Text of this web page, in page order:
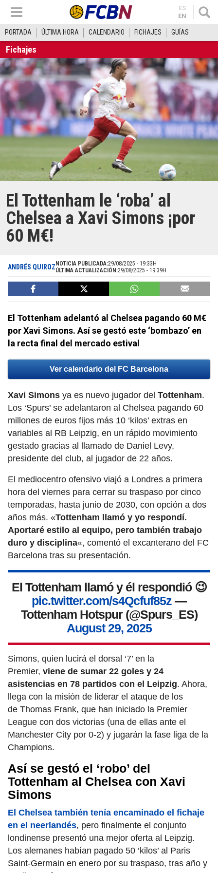
ES
EN
PORTADA ÚLTIMA HORA CALENDARIO FICHAJES GUÍAS
Fichajes
El Tottenham le ‘roba’ al
Chelsea a Xavi Simons ¡por
60 M€!
ANDRÉS QUIROZ NOTICIA PUBLICADA:29/08/2025 - 19:33H
ÚLTIMA ACTUALIZACIÓN:29/08/2025 - 19:39H
El Tottenham adelantó al Chelsea pagando 60 M€
por Xavi Simons. Así se gestó este ‘bombazo’ en
la recta final del mercado estival
Ver calendario del FC Barcelona
Xavi Simons ya es nuevo jugador del Tottenham.
Los ‘Spurs’ se adelantaron al Chelsea pagando 60
millones de euros fijos más 10 ‘kilos’ extras en
variables al RB Leipzig, en un rápido movimiento
gestado gracias al llamado de Daniel Levy,
presidente del club, al jugador de 22 años.
El mediocentro ofensivo viajó a Londres a primera
hora del viernes para cerrar su traspaso por cinco
temporadas, hasta junio de 2030, con opción a dos
años más. «Tottenham llamó y yo respondí.
Aportaré estilo al equipo, pero también trabajo
duro y disciplina«, comentó el excanterano del FC
Barcelona tras su presentación.
El Tottenham llamó y él respondió 😉
pic.twitter.com/s4Qcfuf85z —
Tottenham Hotspur (@Spurs_ES)
August 29, 2025
Simons, quien lucirá el dorsal ‘7’ en la
Premier, viene de sumar 22 goles y 24
asistencias en 78 partidos con el Leipzig. Ahora,
llega con la misión de liderar el ataque de los
de Thomas Frank, que han iniciado la Premier
League con dos victorias (una de ellas ante el
Manchester City por 0-2) y jugarán la fase liga de la
Champions.
Así se gestó el ‘robo’ del
Tottenham al Chelsea con Xavi
Simons
El Chelsea también tenía encaminado el fichaje
en el neerlandés, pero finalmente el conjunto
londinense presentó una mejor oferta al Leipzig.
Los alemanes habían pagado 50 ‘kilos’ al Paris
Saint-Germain en enero por su traspaso, tras año y